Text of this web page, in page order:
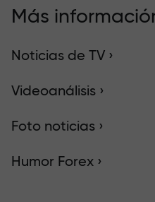
Más
Noticias de TV ›
Videoanálisis ›
Foto noticias ›
Humor Forex ›